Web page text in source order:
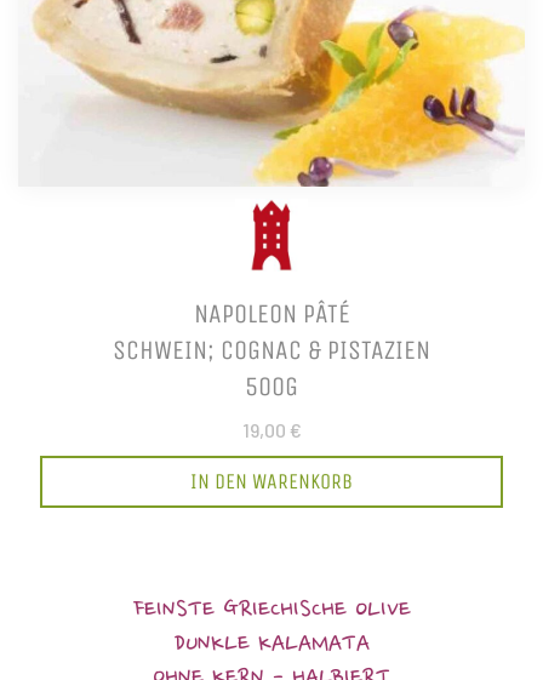
NAPOLEON PÂTÉ
SCHWEIN; COGNAC & PISTAZIEN
500G
19,00 €
IN DEN WARENKORB
FEINSTE GRIECHISCHE OLIVE
DUNKLE KALAMATA